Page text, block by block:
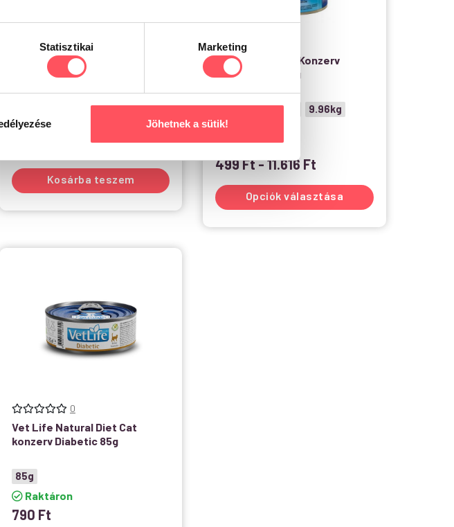
Statisztikai Marketing
Jöhetnek a sütik!
0
Trovet Urinary Struvite Cat
ASD Chicken konzerv 200g
Raktáron
Kosárba teszem
Prevital Macska Konzerv
Lazac-Pisztráng
2.49kg 4.98kg
9.96kg
415g
Raktáron
499Ft-11.616 Ft
Opciók választása
0
Vet Life Natural Diet Cat
konzerv Diabetic 85g
85g
Raktáron
790 Ft